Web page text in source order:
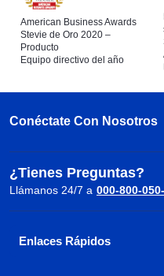
American Business Awards
Stevie de Oro 2020 –
Producto
Equipo directivo del año
Conéctate Con Nosotros
¿Tienes Preguntas?
Llámanos 24/7 a 000-800-
Enlaces Rápidos